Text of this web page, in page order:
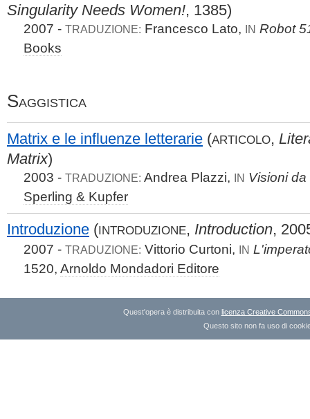
Singularity Needs Women!, 1385)
2007 - TRADUZIONE: Francesco Lato, IN Robot
Books
Saggistica
Matrix e le influenze letterarie (ARTICOLO,
Matrix)
2003 - TRADUZIONE: Andrea Plazzi, IN Visioni da
Sperling & Kupfer
Introduzione (INTRODUZIONE, Introduction,
2007 - TRADUZIONE: Vittorio Curtoni, IN
1520, Arnoldo Mondadori Editore
Quest'opera è distribuita con licenza Creative
Questo sito non fa uso di